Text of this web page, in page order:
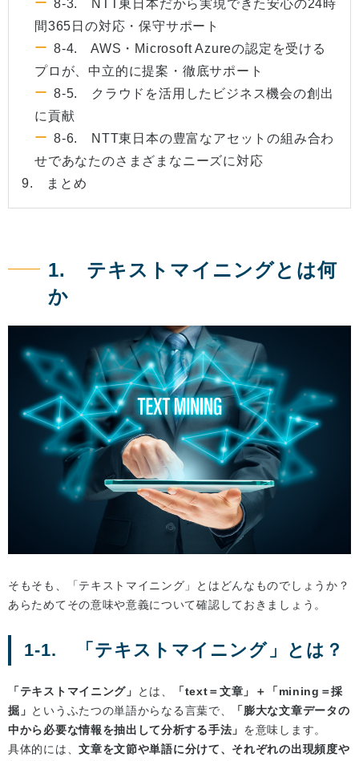
8-3. NTT東日本だから実現できた安心の24時
間365日の対応・保守サポート
8-4. AWS・Microsoft Azureの認定を受ける
プロが、中立的に提案・徹底サポート
8-5. クラウドを活用したビジネス機会の創出
に貢献
8-6. NTT東日本の豊富なアセットの組み合わ
せであなたのさまざまなニーズに対応
9. まとめ
1. テキストマイニングとは何
か
そもそも、「テキストマイニング」とはどんなものでしょうか？
あらためてその意味や意義について確認しておきましょう。
1-1. 「テキストマイニング」とは？
「テキストマイニング」 とは、
「text＝文章」＋「mining＝採
掘」 というふたつの単語からなる言葉で、
「膨大な文章データの
中から必要な情報を抽出して分析する手法」 を意味します。
具体的には、文章を文節や単語に分けて、それぞれの出現頻度や